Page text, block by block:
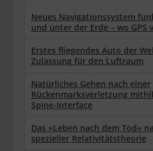
Neues Navigationssystem
und unter der Erde – wo GPS
Erstes fliegendes Auto der
Zulassung für den Luftraum
Natürliches Gehen nach einer
Rückenmarksverletzung
Spine-Interface
Das »Leben nach dem Tod«
spezieller Relativitätstheorie